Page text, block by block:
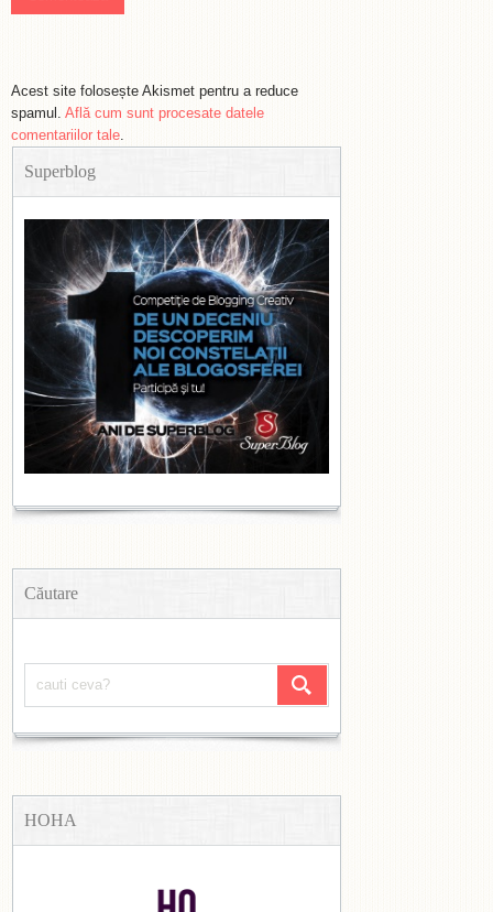
Acest site folosește Akismet pentru a reduce
spamul. Află cum sunt procesate datele
comentariilor tale.
Superblog
Căutare
HOHA